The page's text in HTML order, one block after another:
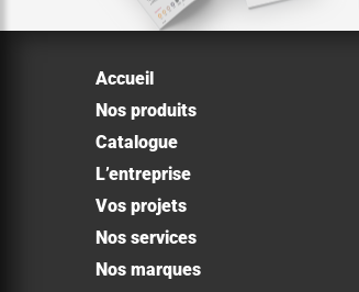
Accueil
Nos produits
Catalogue
L’entreprise
Vos projets
Nos services
Nos marques